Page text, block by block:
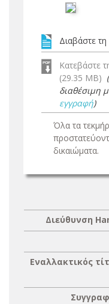
Διαβάστε
Κατεβάστε
(29.35 MB)
διαθέσιμη
εγγραφή)
Όλα τα
δικαιώματα.
Διεύθυνση
Εναλλακτικός